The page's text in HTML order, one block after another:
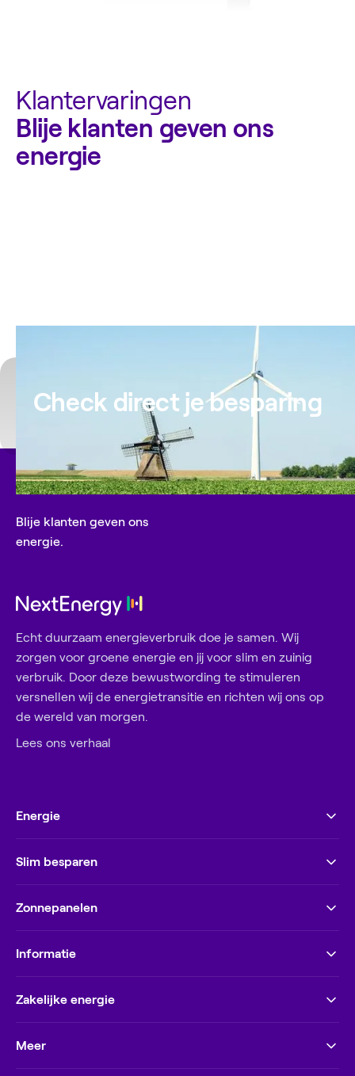
Klantervaringen
Blije klanten geven ons
energie
Check direct je besparing
Blije klanten geven ons
energie.
Echt duurzaam energieverbruik doe je samen. Wij
zorgen voor groene energie en jij voor slim en zuinig
verbruik. Door deze bewustwording te stimuleren
versnellen wij de energietransitie en richten wij ons op
de wereld van morgen.
Lees ons verhaal
Energie
Slim besparen
Zonnepanelen
Informatie
Zakelijke energie
Meer